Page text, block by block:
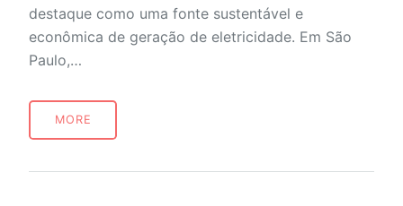
destaque como uma fonte sustentável e
econômica de geração de eletricidade. Em São
Paulo,…
MORE